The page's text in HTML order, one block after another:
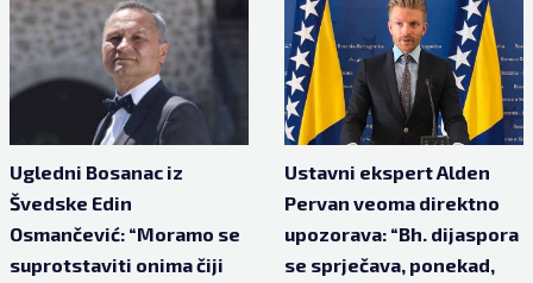
Ugledni Bosanac iz
Švedske Edin
Osmančević: “Moramo se
suprotstaviti onima čiji
Ustavni ekspert Alden
Pervan veoma direktno
upozorava: “Bh. dijaspora
se sprječava, ponekad,